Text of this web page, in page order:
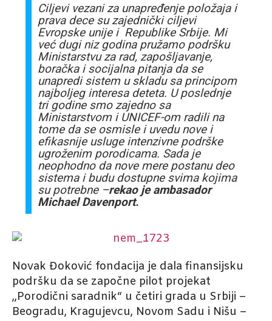
Ciljevi vezani za unapređenje položaja i
prava dece su zajednički ciljevi
Evropske unije i Republike Srbije. Mi
već dugi niz godina pružamo podršku
Ministarstvu za rad, zapošljavanje,
boračka i socijalna pitanja da se
unapredi sistem u skladu sa principom
najboljeg interesa deteta. U poslednje
tri godine smo zajedno sa
Ministarstvom i UNICEF-om radili na
tome da se osmisle i uvedu nove i
efikasnije usluge intenzivne podrške
ugroženim porodicama. Sada je
neophodno da nove mere postanu deo
sistema i budu dostupne svima kojima
su potrebne –rekao je ambasador
Michael Davenport.
Novak Đoković fondacija je dala finansijsku
podršku da se započne pilot projekat
„Porodični saradnik“ u četiri grada u Srbiji –
Beogradu, Kragujevcu, Novom Sadu i Nišu –